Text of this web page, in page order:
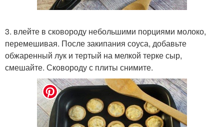
3. влейте в сковороду небольшими порциями молоко,
перемешивая. После закипания соуса, добавьте
обжаренный лук и тертый на мелкой терке сыр,
смешайте. Сковороду с плиты снимите.